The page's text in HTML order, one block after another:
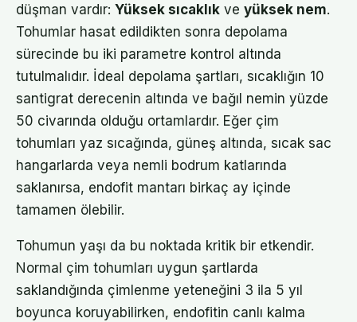
düşman vardır: Yüksek sıcaklık ve yüksek nem.
Tohumlar hasat edildikten sonra depolama
sürecinde bu iki parametre kontrol altında
tutulmalıdır. İdeal depolama şartları, sıcaklığın 10
santigrat derecenin altında ve bağıl nemin yüzde
50 civarında olduğu ortamlardır. Eğer çim
tohumları yaz sıcağında, güneş altında, sıcak sac
hangarlarda veya nemli bodrum katlarında
saklanırsa, endofit mantarı birkaç ay içinde
tamamen ölebilir.
Tohumun yaşı da bu noktada kritik bir etkendir.
Normal çim tohumları uygun şartlarda
saklandığında çimlenme yeteneğini 3 ila 5 yıl
boyunca koruyabilirken, endofitin canlı kalma